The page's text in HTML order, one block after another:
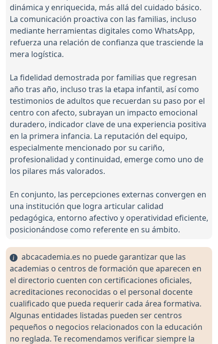
dinámica y enriquecida, más allá del cuidado básico.
La comunicación proactiva con las familias, incluso
mediante herramientas digitales como WhatsApp,
refuerza una relación de confianza que trasciende la
mera logística.
La fidelidad demostrada por familias que regresan
año tras año, incluso tras la etapa infantil, así como
testimonios de adultos que recuerdan su paso por el
centro con afecto, subrayan un impacto emocional
duradero, indicador clave de una experiencia positiva
en la primera infancia. La reputación del equipo,
especialmente mencionado por su cariño,
profesionalidad y continuidad, emerge como uno de
los pilares más valorados.
En conjunto, las percepciones externas convergen en
una institución que logra articular calidad
pedagógica, entorno afectivo y operatividad eficiente,
posicionándose como referente en su ámbito.
abcacademia.es no puede garantizar que las
academias o centros de formación que aparecen en
el directorio cuenten con certificaciones oficiales,
acreditaciones reconocidas o el personal docente
cualificado que pueda requerir cada área formativa.
Algunas entidades listadas pueden ser centros
pequeños o negocios relacionados con la educación
no reglada. Te recomendamos verificar siempre la